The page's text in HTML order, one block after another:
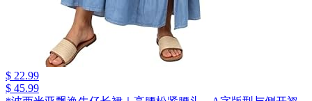
$ 22.99
$ 45.99